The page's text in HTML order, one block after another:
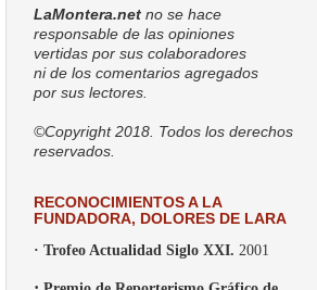
LaMontera.net no se hace
responsable de las opiniones
vertidas por sus colaboradores
ni de los comentarios agregados
por sus lectores.
©Copyright 2018. Todos los derechos
reservados.
RECONOCIMIENTOS A LA
FUNDADORA, DOLORES DE LARA
· Trofeo Actualidad Siglo XXI. 2001